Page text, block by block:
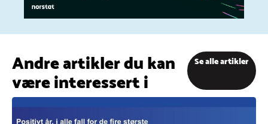
Andre artikler du kan
være interessert i
Se alle artikler